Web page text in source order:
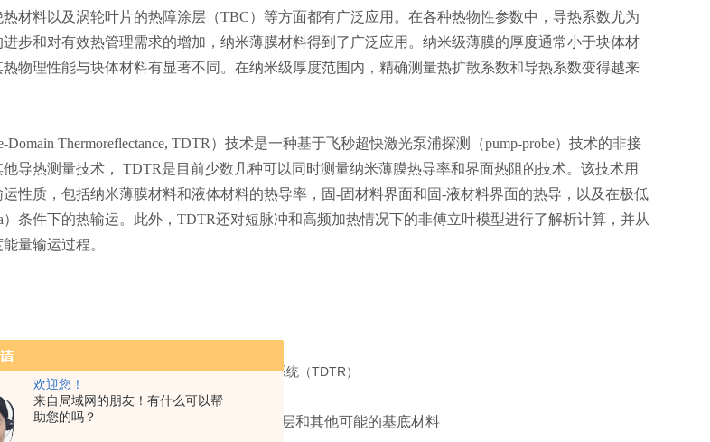
欢迎您！
来自局域网的朋友！有什么可以帮
助您的吗？
材料以及涡轮叶片的热障涂层（TBC）等方面都有广泛应用。在各种热物性参数中，导热系数尤为
步和对有效热管理需求的增加，纳米薄膜材料得到了广泛应用。纳米级薄膜的厚度通常小于块体材
物理性能与块体材料有显著不同。在纳米级厚度范围内，精确测量热扩散系数和导热系数变得越来
Thermoreflectance, TDTR）技术是⼀种基于飞秒超快激光泵浦探测（pump-probe）技术的非接
导热测量技术， TDTR是目前少数几种可以同时测量纳米薄膜热导率和界面热阻的技术。该技术用
性质，包括纳米薄膜材料和液体材料的热导率，固-固材料界面和固-液材料界面的热导，以及在极低
）条件下的热输运。此外，TDTR还对短脉冲和高频加热情况下的非傅立叶模型进行了解析计算，并从
量输运过程。
图1 典型样品结构，包括金属薄膜传感层和其他可能的基底材料